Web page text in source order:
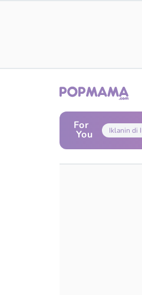
For
You Iklanin di